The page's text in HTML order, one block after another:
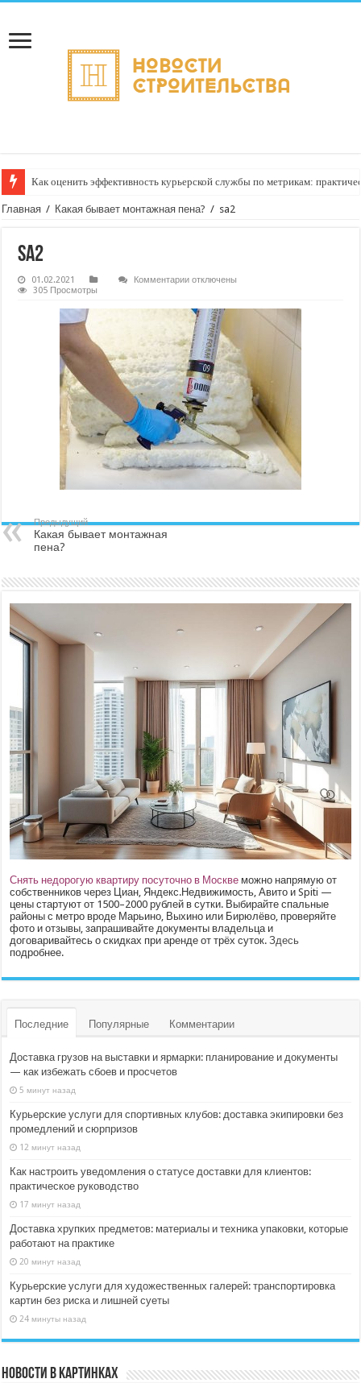
Как оценить эффективность курьерской службы по метрикам:
Главная / Какая бывает монтажная пена? / sa2
sa2
01.02.2021 Комментариикотключены
305 Просмотры
Предыдущий
Какая бывает монтажная
пена?
Снять недорогую квартиру посуточно в Москве можно напрямую от
собственников через Циан, Яндекс.Недвижимость, Авито и Spiti —
цены стартуют от 1500–2000 рублей в сутки. Выбирайте спальные
районы с метро вроде Марьино, Выхино или Бирюлёво, проверяйте
фото и отзывы, запрашивайте документы владельца и
договаривайтесь о скидках при аренде от трёх суток.Здесь
подробнее.
Последние Популярные Комментарии
Доставка грузов на выставки и ярмарки: планирование и документы
— как избежать сбоев и просчетов
5 минут назад
Курьерские услуги для спортивных клубов: доставка экипировки без
промедлений и сюрпризов
12 минут назад
Как настроить уведомления о статусе доставки для клиентов:
практическое руководство
17 минут назад
Доставка хрупких предметов: материалы и техника упаковки, которые
работают на практике
20 минут назад
Курьерские услуги для художественных галерей: транспортировка
картин без риска и лишней суеты
24 минуты назад
Новости в картинках